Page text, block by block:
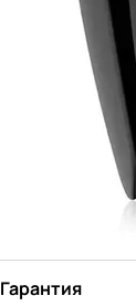
Гарантия